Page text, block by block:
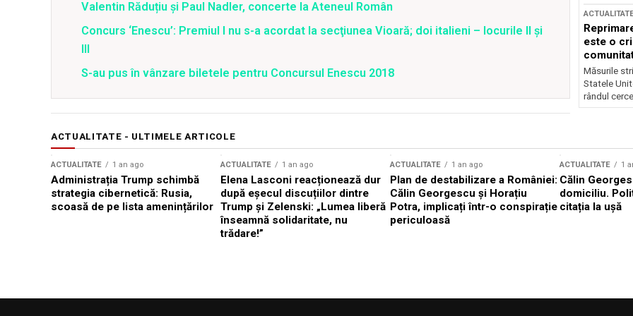
Valentin Răduțiu și Paul Nadler, concerte la Ateneul Român
Concurs ‘Enescu’: Premiul I nu s-a acordat la secţiunea Vioară; doi italieni – locurile II şi
S-au pus în vânzare biletele pentru Concursul Enescu 2018
este o
Măsurile
Statele
rândul
ACTUALITATE - ULTIMELE ARTICOLE
ACTUALITATE 1 an ago
Administrația Trump schimbă
strategia cibernetică: Rusia,
scoasă de pe lista amenințărilor
ACTUALITATE 1 an ago
Elena Lasconi reacționează dur
după eșecul discuțiilor dintre
Trump și Zelenski: „Lumea liberă
înseamnă solidaritate, nu
trădare!”
ACTUALITATE 1 an ago
Plan de destabilizare a României:
Călin Georgescu și Horațiu
Potra, implicați într-o conspirație
periculoasă
ACTUALITATE 1
Călin
domiciliu.
citația la ușă